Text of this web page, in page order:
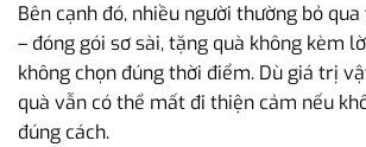
Bên cạnh đó, nhiều người thường bỏ
– đóng gói sơ sài, tặng quà không kèm
không chọn đúng thời điểm. Dù giá trị
quà vẫn có thể mất đi thiện cảm nếu
đúng cách.